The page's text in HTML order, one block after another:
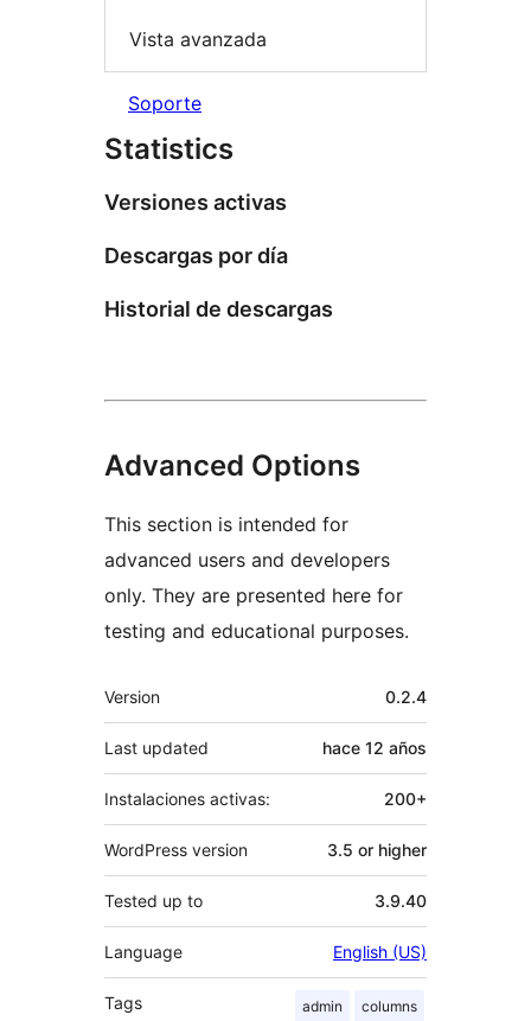
Vista avanzada
Soporte
Statistics
Versiones activas
Descargas por día
Historial de descargas
Advanced Options
This section is intended for
advanced users and developers
only. They are presented here for
testing and educational purposes.
Meta
Version 0.2.4
Last updated hace 12 años
Instalaciones activas: 200+
WordPress version 3.5 or higher
Tested up to 3.9.40
Language English (US)
Tags admin columns